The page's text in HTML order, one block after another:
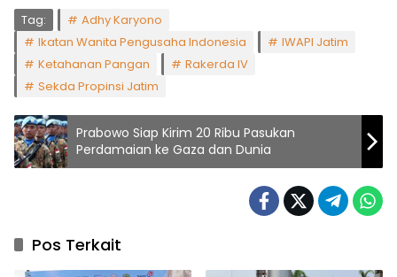
Tag:
Adhy Karyono
Ikatan Wanita Pengusaha Indonesia
IWAPI Jatim
Ketahanan Pangan
Rakerda IV
Sekda Propinsi Jatim
Prabowo Siap Kirim 20 Ribu Pasukan
Perdamaian ke Gaza dan Dunia
Pos Terkait